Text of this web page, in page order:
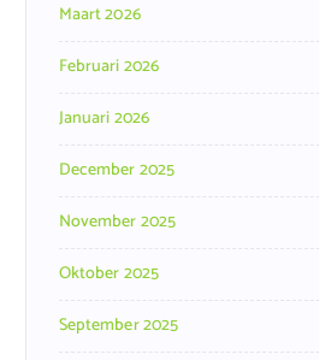
Maart 2026
Februari 2026
Januari 2026
December 2025
November 2025
Oktober 2025
September 2025